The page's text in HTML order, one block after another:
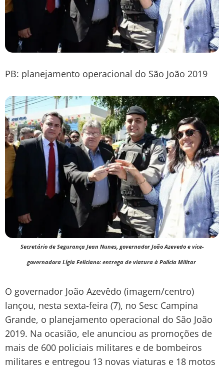
PB: planejamento operacional do São João 2019
Secretário de Segurança Jean Nunes, governador João Azevedo e vice-
governadora Lígia Feliciano: entrega de viatura à Polícia Militar
O governador João Azevêdo (imagem/centro)
lançou, nesta sexta-feira (7), no Sesc Campina
Grande, o planejamento operacional do São João
2019. Na ocasião, ele anunciou as promoções de
mais de 600 policiais militares e de bombeiros
militares e entregou 13 novas viaturas e 18 motos